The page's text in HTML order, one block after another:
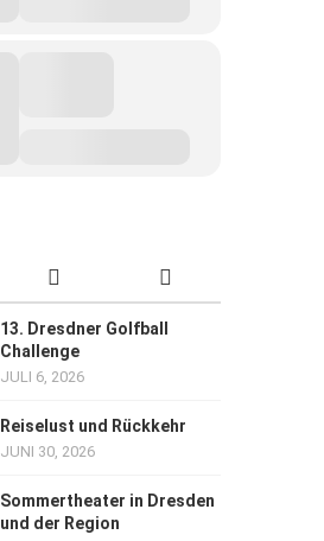
13. Dresdner Golfball
Challenge
JULI 6, 2026
Reiselust und Rückkehr
JUNI 30, 2026
Sommertheater in Dresden
und der Region